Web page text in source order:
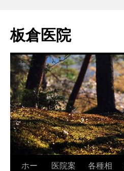
テ
ン
へ
ス
ッ
プ
板倉医院
ホー
医院案
各種相